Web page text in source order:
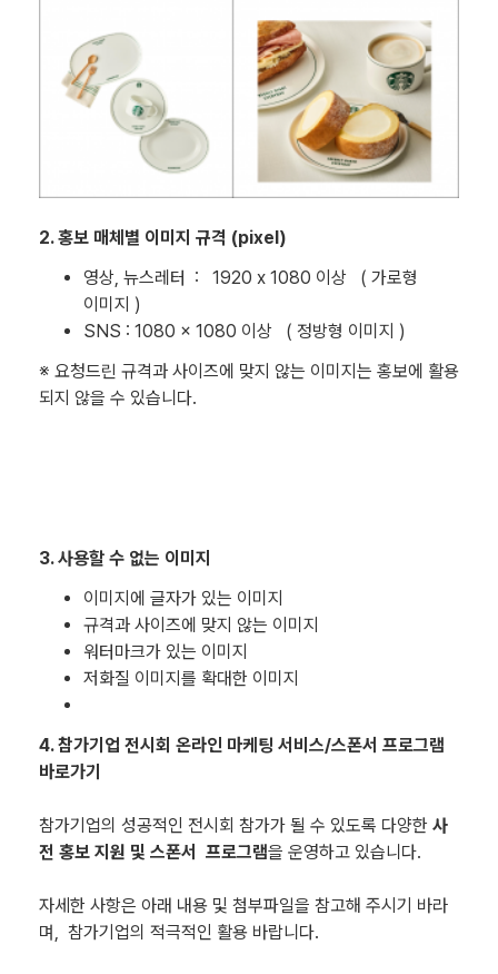
2. 홍보 매체별 이미지 규격 (pixel)
영상, 뉴스레터 : 1920 x 1080 이상 ( 가로형
이미지 )
SNS : 1080 x 1080 이상 ( 정방형 이미지 )
※ 요청드린 규격과 사이즈에 맞지 않는 이미지는 홍보에 활용
되지 않을 수 있습니다.
3. 사용할 수 없는 이미지
이미지에 글자가 있는 이미지
규격과 사이즈에 맞지 않는 이미지
워터마크가 있는 이미지
저화질 이미지를 확대한 이미지
4. 참가기업 전시회 온라인 마케팅 서비스/스폰서 프로그램
바로가기
참가기업의 성공적인 전시회 참가가 될 수 있도록 다양한 사
전 홍보 지원 및 스폰서 프로그램을 운영하고 있습니다.
자세한 사항은 아래 내용 및 첨부파일을 참고해 주시기 바라
며, 참가기업의 적극적인 활용 바랍니다.